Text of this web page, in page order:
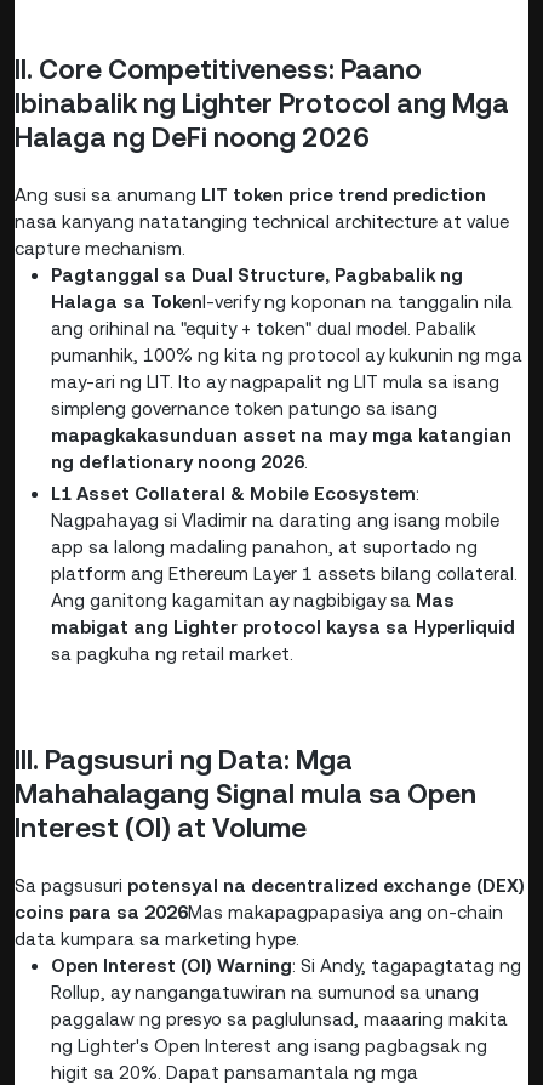
II. Core Competitiveness: Paano
Ibinabalik ng Lighter Protocol ang Mga
Halaga ng DeFi noong 2026
Ang susi sa anumang LIT token price trend prediction
nasa kanyang natatanging technical architecture at value
capture mechanism.
Pagtanggal sa Dual Structure, Pagbabalik ng
Halaga sa TokenI-verify ng koponan na tanggalin nila
ang orihinal na "equity + token" dual model. Pabalik
pumanhik, 100% ng kita ng protocol ay kukunin ng mga
may-ari ng LIT. Ito ay nagpapalit ng LIT mula sa isang
simpleng governance token patungo sa isang
mapagkakasunduan asset na may mga katangian
ng deflationary noong 2026
L1 Asset Collateral & Mobile Ecosystem:
Nagpahayag si Vladimir na darating ang isang mobile
app sa lalong madaling panahon, at suportado ng
platform ang Ethereum Layer 1 assets bilang collateral.
Ang ganitong kagamitan ay nagbibigay sa Mas
mabigat ang Lighter protocol kaysa sa Hyperliquid
sa pagkuha ng retail market.
III. Pagsusuri ng Data: Mga
Mahahalagang Signal mula sa Open
Interest (OI) at Volume
Sa pagsusuri potensyal na decentralized exchange (DEX)
coins para sa 2026Mas makapagpapasiya ang on-chain
data kumpara sa marketing hype.
Open Interest (OI) Warning: Si Andy, tagapagtatag ng
Rollup, ay nangangatuwiran na sumunod sa unang
paggalaw ng presyo sa paglulunsad, maaaring makita
ng Lighter's Open Interest ang isang pagbagsak ng
higit sa 20%. Dapat pansamantala ng mga